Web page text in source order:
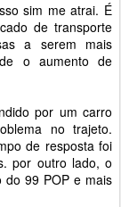
sim me atrai. É
de transporte
a serem mais
o aumento de
por um carro
no trajeto.
de resposta foi
por outro lado, o
do 99 POP e mais